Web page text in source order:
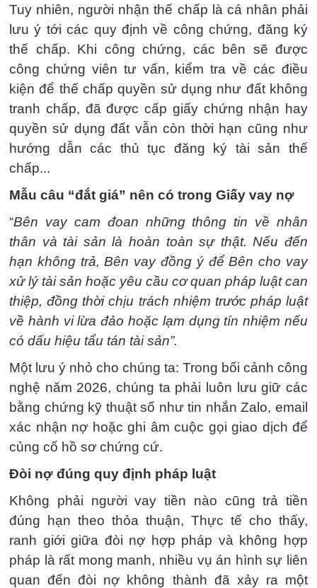
Tuy nhiên, người nhận thế chấp là cá nhân phải
lưu ý tới các quy định về công chứng, đăng ký
thế chấp. Khi công chứng, các bên sẽ được
công chứng viên tư vấn, kiểm tra về các điều
kiện để thế chấp quyền sử dụng như đất không
tranh chấp, đã được cấp giấy chứng nhận hay
quyền sử dụng đất vẫn còn thời hạn cũng như
hướng dẫn các thủ tục đăng ký tài sản thế
chấp...
Mẫu câu “đắt giá” nên có trong Giấy vay nợ
“Bên vay cam đoan những thông tin về nhân
thân và tài sản là hoàn toàn sự thật. Nếu đến
hạn không trả, Bên vay đồng ý để Bên cho vay
xử lý tài sản hoặc yêu cầu cơ quan pháp luật can
thiệp, đồng thời chịu trách nhiệm trước pháp luật
về hành vi lừa đảo hoặc lạm dụng tín nhiệm nếu
có dấu hiệu tẩu tán tài sản”.
Một lưu ý nhỏ cho chúng ta: Trong bối cảnh công
nghệ năm 2026, chúng ta phải luôn lưu giữ các
bằng chứng kỹ thuật số như tin nhắn Zalo, email
xác nhận nợ hoặc ghi âm cuộc gọi giao dịch để
củng cố hồ sơ chứng cứ.
Đòi nợ đúng quy định pháp luật
Không phải người vay tiền nào cũng trả tiền
đúng hạn theo thỏa thuận, Thực tế cho thấy,
ranh giới giữa đòi nợ hợp pháp và không hợp
pháp là rất mong manh, nhiều vụ án hình sự liên
quan đến đòi nợ không thành đã xảy ra một